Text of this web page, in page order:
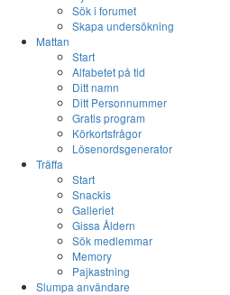
Sök i forumet
Skapa undersökning
Mattan
Start
Alfabetet på tid
Ditt namn
Ditt Personnummer
Gratis program
Körkortsfrågor
Lösenordsgenerator
Träffa
Start
Snackis
Galleriet
Gissa Åldern
Sök medlemmar
Memory
Pajkastning
Slumpa användare